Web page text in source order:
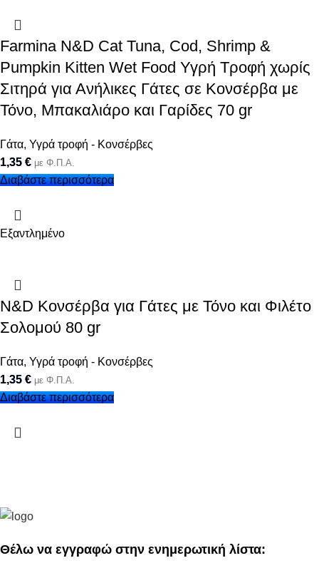
Farmina N&D Cat Tuna, Cod, Shrimp &
Pumpkin Kitten Wet Food Υγρή Τροφή χωρίς
Σιτηρά για Ανήλικες Γάτες σε Κονσέρβα με
Τόνο, Μπακαλιάρο και Γαρίδες 70 gr
Γάτα, Υγρά τροφή - Κονσέρβες
1,35 € με Φ.Π.Α.
Διαβάστε περισσότερα
Εξαντλημένο
N&D Κονσέρβα για Γάτες με Τόνο και Φιλέτο
Σολομού 80 gr
Γάτα, Υγρά τροφή - Κονσέρβες
1,35 € με Φ.Π.Α.
Διαβάστε περισσότερα
Θέλω να εγγραφώ στην ενημερωτική λίστα: